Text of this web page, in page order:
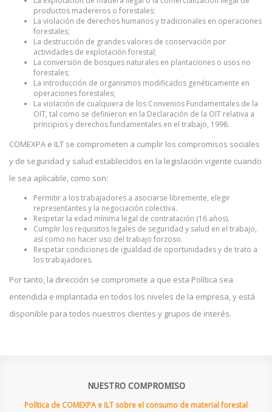
productos madereros o forestales;
La violación de derechos humanos y tradicionales en operaciones
forestales;
La destrucción de grandes valores de conservación por
actividades de explotación forestal;
La conversión de bosques naturales en plantaciones o usos no
forestales;
La introducción de organismos modificados genéticamente en
operaciones forestales;
La violación de cualquiera de los Convenios Fundamentales de la
OIT, tal como se definieron en la Declaración de la OIT relativa a
principios y derechos fundamentales en el trabajo, 1998.
COMEXPA e ILT se comprometen a cumplir los compromisos sociales
y de seguridad y salud establecidos en la legislación vigente cuando
le sea aplicable, como son:
Permitir a los trabajadores a asociarse libremente, elegir
representantes y la negociación colectiva.
Respetar la edad mínima legal de contratación (16 años).
Cumplir los requisitos legales de seguridad y salud en el trabajo,
así como no hacer uso del trabajo forzoso.
Respetar condiciones de igualdad de oportunidades y de trato a
los trabajadores.
Por tanto, la dirección se compromete a que esta Política sea
entendida e implantada en todos los niveles de la empresa, y está
disponible para todos nuestros clientes y grupos de interés.
NUESTRO COMPROMISO
Política de COMEXPA e ILT sobre el consumo de material forestal